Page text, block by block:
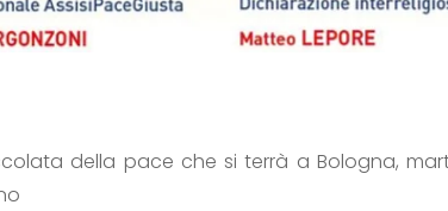
della pace che si terrà a Bologna,